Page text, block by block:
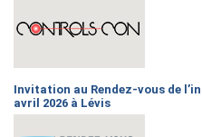
Invitation au Rendez-vous de
avril 2026 à Lévis